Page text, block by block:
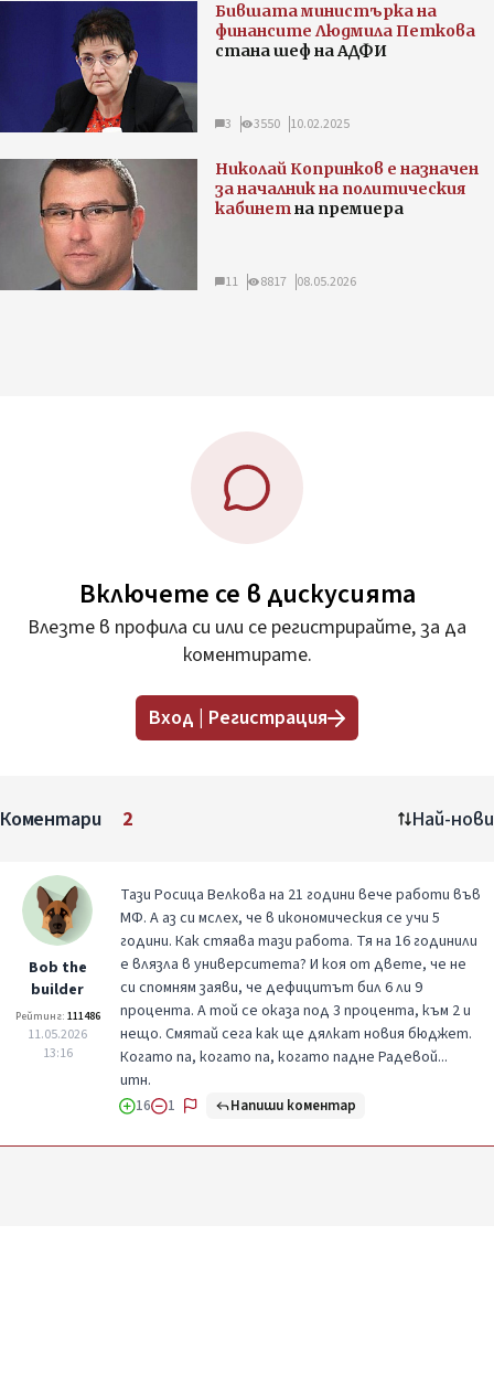
Бившата министърка на
финансите Людмила Петкова
стана шеф на АДФИ
3 3550 10.02.2025
Николай Копринков е назначен
за началник на политическия
кабинетна премиера
11 8817 08.05.2026
Включете се в дискусията
Влезте в профила си или се регистрирайте, за да
коментирате.
Вход | Регистрация
Коментари 2 Най-нови
Bob the
builder
Рейтинг: 111486
11.05.2026
13:16
Тази Росица Велкова на 21 години вече работи във
МФ. А аз си мслех, че в икономическия се учи 5
години. Как стяава тази работа. Тя на 16 годинили
е влязла в университета? И коя от двете, че не
си спомням заяви, че дефицитът бил 6 ли 9
процента. А той се оказа под 3 процента, към 2 и
нещо. Смятай сега как ще дялкат новия бюджет.
Когато па, когато па, когато падне Радевой...
итн.
16 1 Напиши коментар